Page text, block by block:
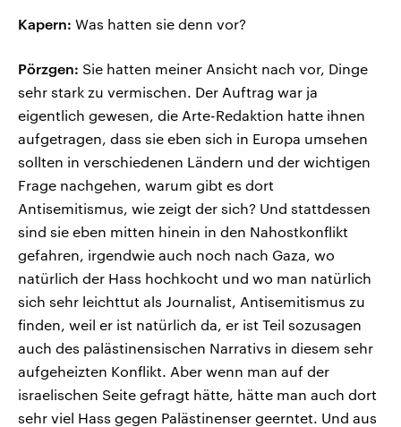
Kapern: Was hatten sie denn vor?
Pörzgen: Sie hatten meiner Ansicht nach vor, Dinge
sehr stark zu vermischen. Der Auftrag war ja
eigentlich gewesen, die Arte-Redaktion hatte ihnen
aufgetragen, dass sie eben sich in Europa umsehen
sollten in verschiedenen Ländern und der wichtigen
Frage nachgehen, warum gibt es dort
Antisemitismus, wie zeigt der sich? Und stattdessen
sind sie eben mitten hinein in den Nahostkonflikt
gefahren, irgendwie auch noch nach Gaza, wo
natürlich der Hass hochkocht und wo man natürlich
sich sehr leichttut als Journalist, Antisemitismus zu
finden, weil er ist natürlich da, er ist Teil sozusagen
auch des palästinensischen Narrativs in diesem sehr
aufgeheizten Konflikt. Aber wenn man auf der
israelischen Seite gefragt hätte, hätte man auch dort
sehr viel Hass gegen Palästinenser geerntet. Und aus